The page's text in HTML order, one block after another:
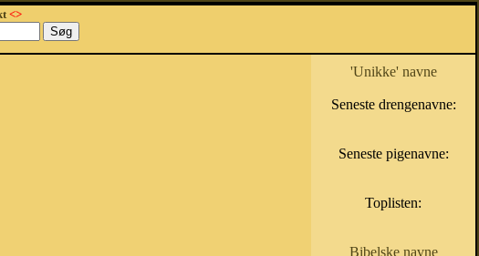
<>
'Unikke' navne
Seneste drengenavne:
Seneste pigenavne:
Toplisten:
Bibelske navne